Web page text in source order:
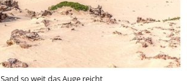
Sand so weit das Auge reicht